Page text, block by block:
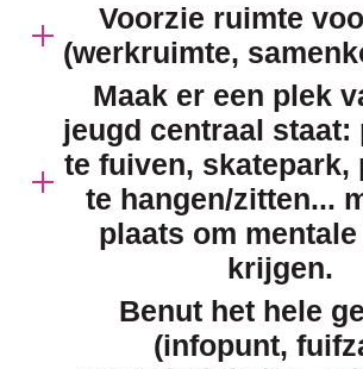
Voorzie ruimte
(werkruimte,
Maak er een plek
jeugd centraal staat:
te fuiven, skatepark,
te hangen/zitten...
plaats om
krijgen.
Benut het hele
(infopunt,